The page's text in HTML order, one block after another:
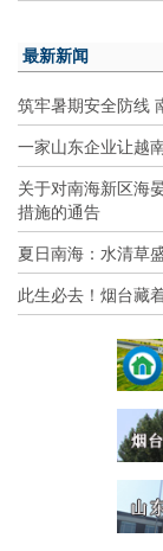
最新新闻
筑牢暑期安全防线
一家山东企业让越
关于对南海新区海
措施的通告
夏日南海：水清草
此生必去！烟台藏